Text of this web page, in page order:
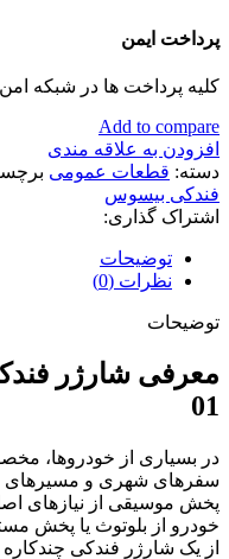
پرداخت ایمن
کلیه پرداخت ها در شبکه
Add to compare
افزودن به علاقه مندی
دسته: قطعات عمومی
فندکی بیسوس
اشتراک گذاری:
توضیحات
نظرات (0)
توضیحات
01
در بسیاری از خودروها،
سفرهای شهری و مسیرهای
پخش موسیقی از نیازهای
خودرو از بلوتوث یا پخش
از یک شارژر فندکی